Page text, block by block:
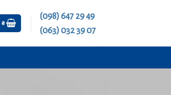
₴
(098) 647 29 49
(063) 032 39 07